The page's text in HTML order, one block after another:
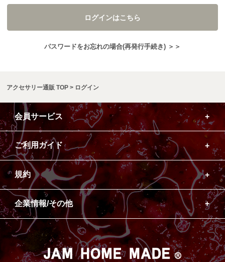
ログインはこちら
パスワードをお忘れの場合(再発行手続き) ＞＞
アクセサリー通販 TOP ログイン
会員サービス
ご利用ガイド
規約
企業情報/その他